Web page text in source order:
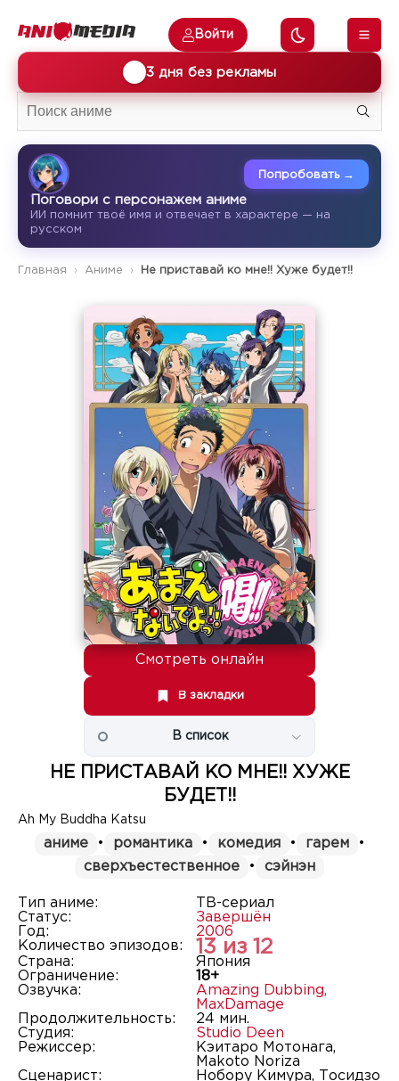
3 дня без рекламы
Войти
Поговори с персонажем аниме
ИИ помнит твоё имя и отвечает в характере — на
русском
Попробовать →
Главная Аниме Не приставай ко мне!! Хуже будет!!
Смотреть онлайн
В закладки
В список
НЕ ПРИСТАВАЙ КО МНЕ!! ХУЖЕ
БУДЕТ!!
Ah My Buddha Katsu
аниме • романтика • комедия • гарем
•
сверхъестественное
• сэйнэн
Тип аниме:
ТВ-сериал
Статус:
Завершён
Год:
2006
Количество эпизодов:
13 из 12
Страна:
Япония
Ограничение:
18+
Озвучка:
Amazing Dubbing,
MaxDamage
Продолжительность:
24 мин.
Студия:
Studio Deen
Режиссер:
Кэитаро Мотонага,
Makoto Noriza
Сценарист:
Нобору Кимура, Тосидзо